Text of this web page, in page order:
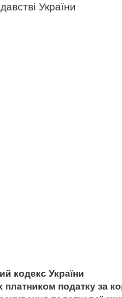
України
кодекс України
податку за